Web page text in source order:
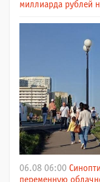
миллиарда рублей
06.08 06:00
переменную